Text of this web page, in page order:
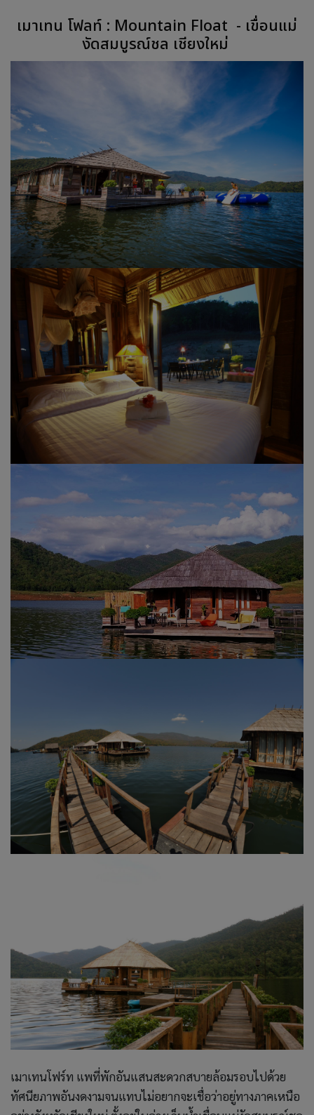
เมาเทน โฟลท์ : Mountain Float - เขื่อนแม่
งัดสมบูรณ์ชล เชียงใหม่
เมาเทนโฟร์ท แพที่พักอันแสนสะดวกสบายล้อมรอบไปด้วย
ทัศนียภาพอันงดงามจนแทบไม่อยากจะเชื่อว่าอยู่ทางภาคเหนือ